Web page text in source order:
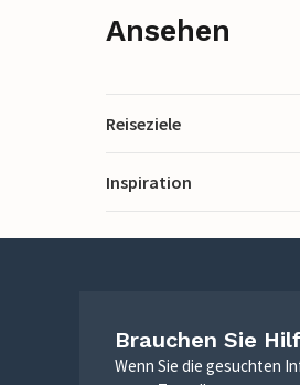
Ansehen
Reiseziele
Inspiration
Brauchen Sie
Wenn Sie die gesuchten